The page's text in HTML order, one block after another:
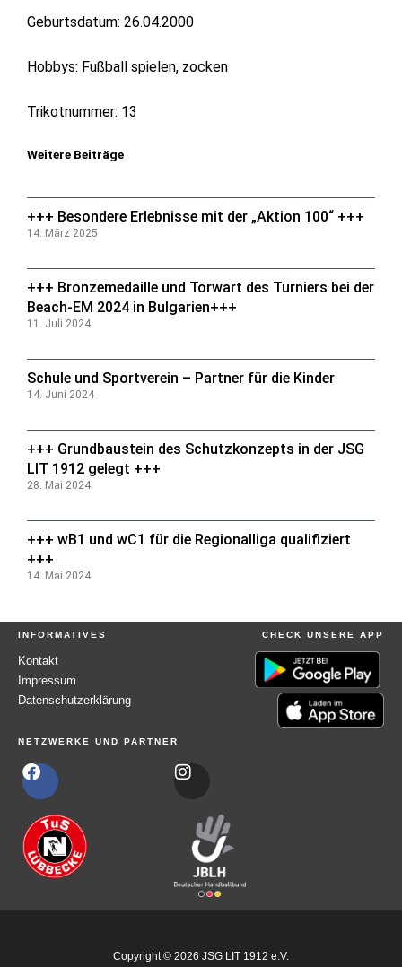
Weitere Beiträge
+++ Besondere Erlebnisse mit der „Aktion 100“ +++
14. März 2025
+++ Bronzemedaille und Torwart des Turniers bei der
Beach-EM 2024 in Bulgarien+++
11. Juli 2024
Schule und Sportverein – Partner für die Kinder
14. Juni 2024
+++ Grundbaustein des Schutzkonzepts in der JSG
LIT 1912 gelegt +++
28. Mai 2024
+++ wB1 und wC1 für die Regionalliga qualifiziert
+++
14. Mai 2024
Geburtsdatum: 26.04.2000
Hobbys: Fußball spielen, zocken
Trikotnummer: 13
INFORMATIVES
Kontakt
Impressum
Datenschutzerklärung
CHECK UNSERE APP
NETZWERKE UND PARTNER
F
e
b
o
o
t
a
g
r
a
m
Copyright © 2026 JSG LIT 1912 e.V.